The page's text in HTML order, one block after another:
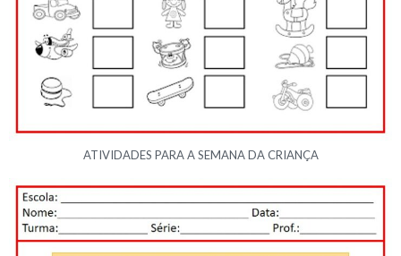
ATIVIDADES PARA A SEMANA DA CRIANÇA